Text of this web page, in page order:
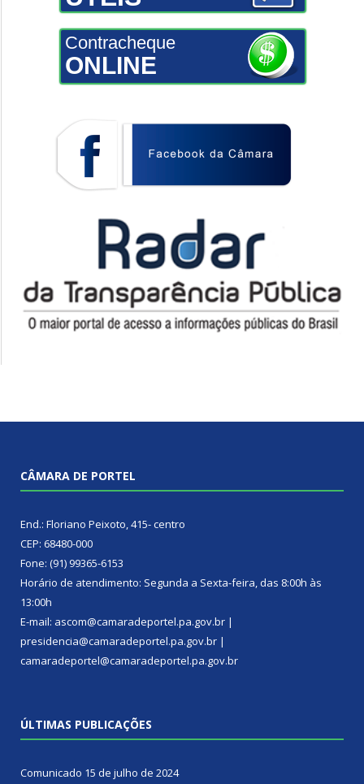
Contracheque
ONLINE
CÂMARA DE PORTEL
End.: Floriano Peixoto, 415- centro
CEP: 68480-000
Fone: (91) 99365-6153
Horário de atendimento: Segunda a Sexta-feira, das 8:00h às
13:00h
E-mail: ascom@camaradeportel.pa.gov.br |
presidencia@camaradeportel.pa.gov.br |
camaradeportel@camaradeportel.pa.gov.br
ÚLTIMAS PUBLICAÇÕES
Comunicado 15 de julho de 2024